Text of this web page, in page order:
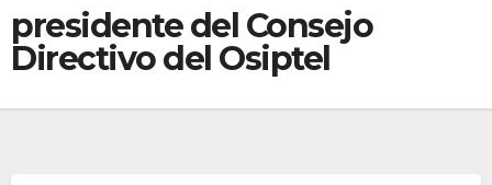
presidente del Consejo
Directivo del Osiptel